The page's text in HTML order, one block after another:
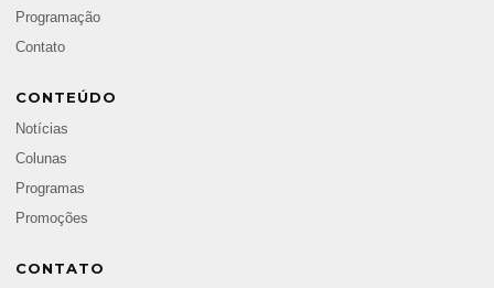
Programação
Contato
CONTEÚDO
Notícias
Colunas
Programas
Promoções
CONTATO